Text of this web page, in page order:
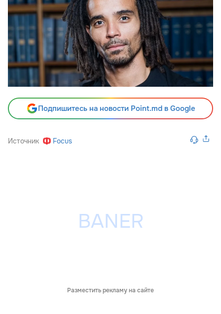
Подпишитесь на новости Point.md в Google
Источник Focus
Разместить рекламу на сайте